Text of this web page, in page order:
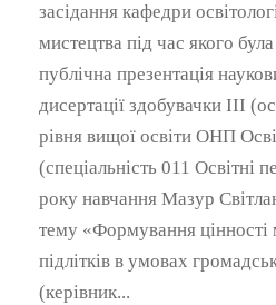
засідання кафедри
мистецтва під час якого
публічна презентація
дисертації здобувачки ІІІ
рівня вищої освіти ОНП
(спеціальність 011 Освітні
року навчання Мазур
тему «Формування цінності
підлітків в умовах
(керівник...